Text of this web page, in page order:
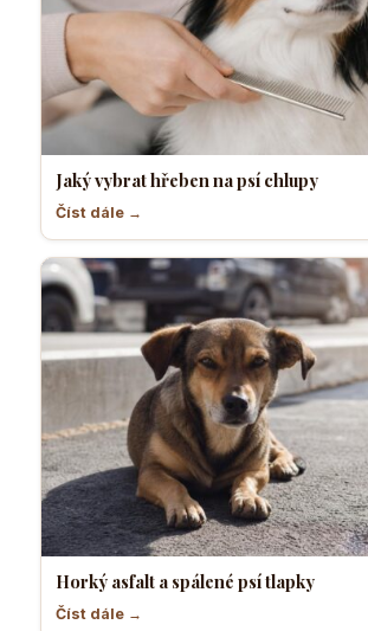
Jaký vybrat hřeben na psí chlupy
Číst dále →
Horký asfalt a spálené psí tlapky
Číst dále →